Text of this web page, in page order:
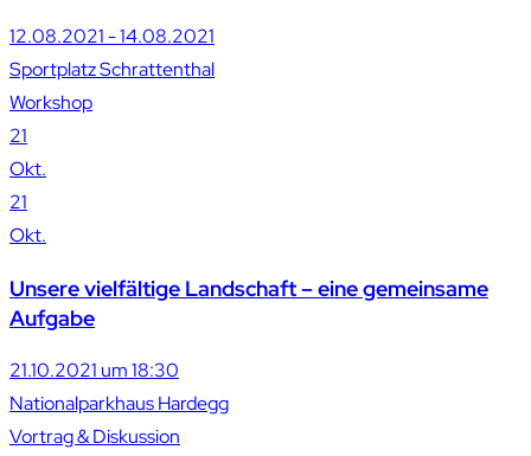
12.08.2021 - 14.08.2021
Sportplatz Schrattenthal
Workshop
21
Okt.
21
Okt.
Unsere vielfältige Landschaft – eine gemeinsame
Aufgabe
21.10.2021 um 18:30
Nationalparkhaus Hardegg
Vortrag & Diskussion